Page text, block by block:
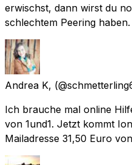
erwischst, dann wirst du
schlechtem Peering haben.
Andrea K,
Ich brauche mal online
von 1und1. Jetzt kommt
Mailadresse 31,50 Euro